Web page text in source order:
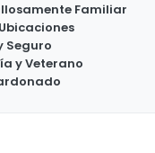
Familiar
Seguro
y Veterano